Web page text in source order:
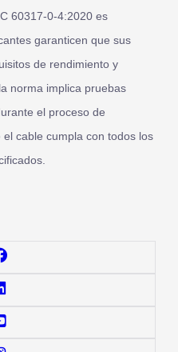
60317-0-4:2020 es
garanticen que sus
de rendimiento y
norma implica pruebas
el proceso de
cable cumpla con todos los